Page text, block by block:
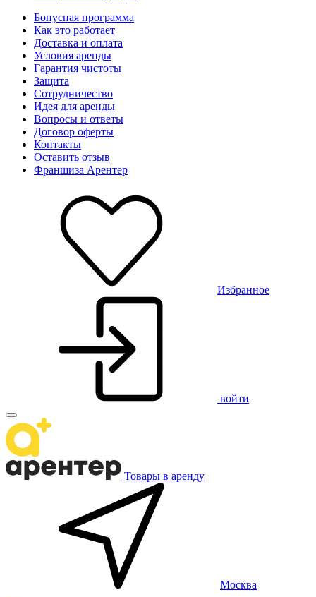
Бонусная программа
Как это работает
Доставка и оплата
Условия аренды
Гарантия чистоты
Защита
Сотрудничество
Идея для аренды
Вопросы и ответы
Договор оферты
Контакты
Оставить отзыв
Франшиза Арентер
Избранное
войти
Товары в аренду
Москва